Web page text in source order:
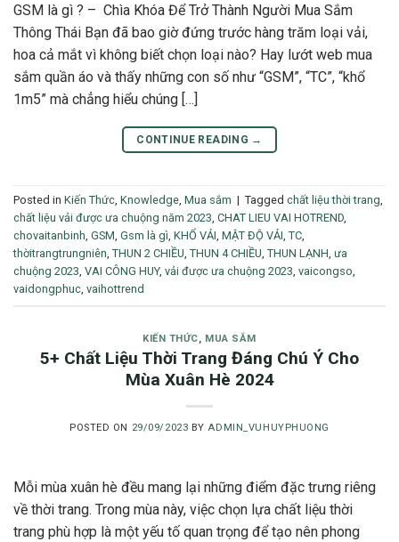
GSM là gì ? – Chìa Khóa Để Trở Thành Người Mua Sắm
Thông Thái Bạn đã bao giờ đứng trước hàng trăm loại vải,
hoa cả mắt vì không biết chọn loại nào? Hay lướt web mua
sắm quần áo và thấy những con số như “GSM”, “TC”, “khổ
1m5” mà chẳng hiểu chúng […]
CONTINUE READING →
Posted in Kiến Thức Knowledge Mua sắm | Tagged chất liệu thời trang
chất liệu vải được ưa chuộng năm 2023 CHAT LIEU VAI HOTREND
chovaitanbinh GSM Gsm là gì KHỔ VẢI MẬT ĐỘ VẢI TC
thờitrangtrungniên THUN 2 CHIỀU THUN 4 CHIỀU THUN LẠNH ưa
chuộng 2023 VAI CÔNG HUY, vải được ưa chuộng 2023 vaicongso
vaidongphuc vaihottrend
KIẾN THỨC, MUA SẮM
5+ Chất Liệu Thời Trang Đáng Chú Ý Cho
Mùa Xuân Hè 2024
POSTED ON 29/09/2023 BYADMIN_VUHUYPHUONG
Mỗi mùa xuân hè đều mang lại những điểm đặc trưng riêng
về thời trang. Trong mùa này, việc chọn lựa chất liệu thời
trang phù hợp là một yếu tố quan trọng để tạo nên phong